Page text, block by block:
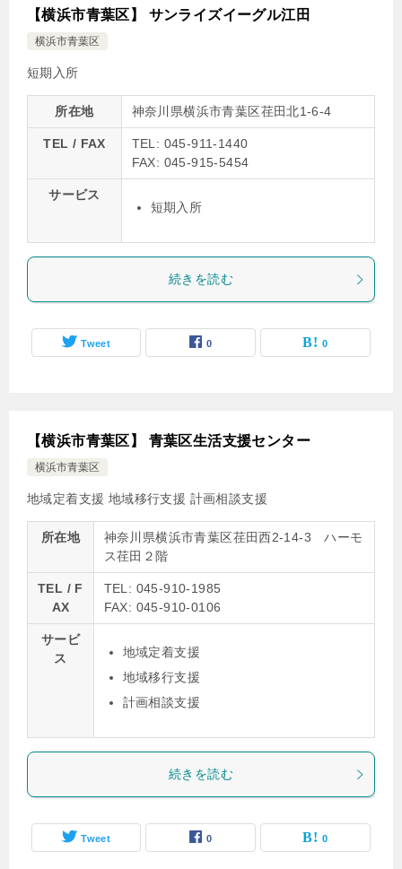
【横浜市青葉区】 サンライズイーグル江田
横浜市青葉区
短期入所
所在地 神奈川県横浜市青葉区荏田北1-6-4
TEL / FAX
TEL: 045-911-1440
FAX: 045-915-5454
サービス
短期入所
続きを読む
Tweet 0 0
【横浜市青葉区】 青葉区生活支援センター
横浜市青葉区
地域定着支援 地域移行支援 計画相談支援
所在地
神奈川県横浜市青葉区荏田西2-14-3 ハーモ
ス荏田２階
TEL / F
AX
TEL: 045-910-1985
FAX: 045-910-0106
サービ
ス
地域定着支援
地域移行支援
計画相談支援
続きを読む
Tweet 0 0